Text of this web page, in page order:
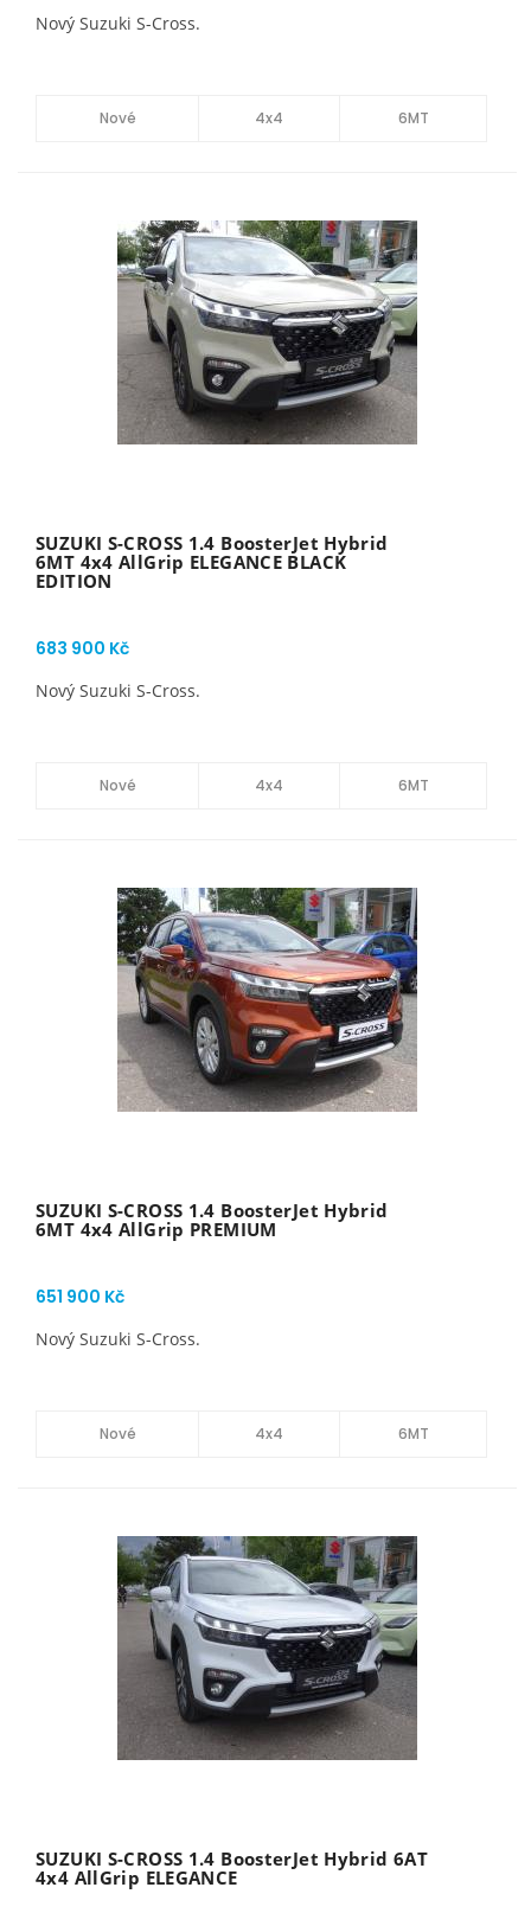
Nový Suzuki S-Cross.
Nové 4x4 6MT
SUZUKI S-CROSS 1.4 BoosterJet Hybrid
6MT 4x4 AllGrip ELEGANCE BLACK
EDITION
683 900 Kč
Nový Suzuki S-Cross.
Nové 4x4 6MT
SUZUKI S-CROSS 1.4 BoosterJet Hybrid
6MT 4x4 AllGrip PREMIUM
651 900 Kč
Nový Suzuki S-Cross.
Nové 4x4 6MT
SUZUKI S-CROSS 1.4 BoosterJet Hybrid 6AT
4x4 AllGrip ELEGANCE